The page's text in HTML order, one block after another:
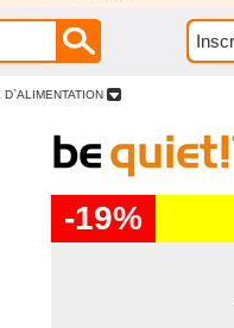
D`ALIMENTATION
-19%